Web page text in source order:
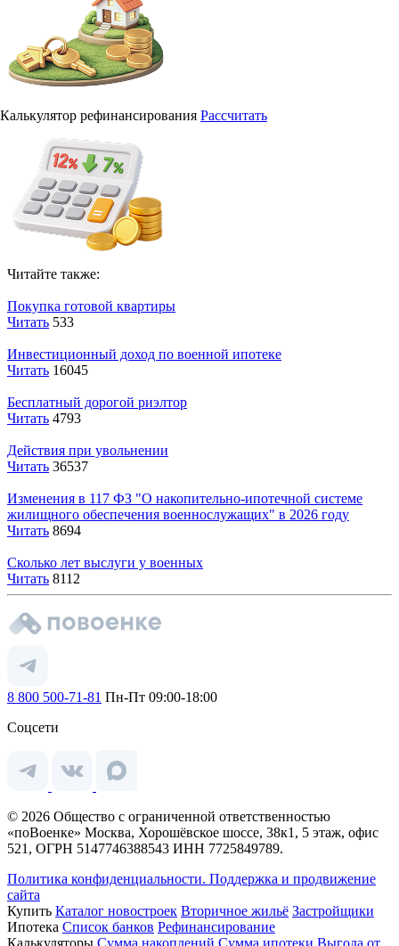
Калькулятор рефинансирования Рассчитать
Читайте также:
Покупка готовой квартиры
Читать 533
Инвестиционный доход по военной ипотеке
Читать 16045
Бесплатный дорогой риэлтор
Читать 4793
Действия при увольнении
Читать 36537
Изменения в 117 ФЗ "О накопительно-ипотечной системе
жилищного обеспечения военнослужащих" в 2026 году
Читать 8694
Сколько лет выслуги у военных
Читать 8112
8 800 500-71-81 Пн-Пт 09:00-18:00
Соцсети
© 2026 Общество с ограниченной ответственностью
«поВоенке» Москва, Хорошёвское шоссе, 38к1, 5 этаж, офис
521, ОГРН 5147746388543 ИНН 7725849789.
Политика конфиденциальности. Поддержка и продвижение
сайта
Купить Каталог новостроек Вторичное жильё Застройщики
Ипотека Список банков Рефинансирование